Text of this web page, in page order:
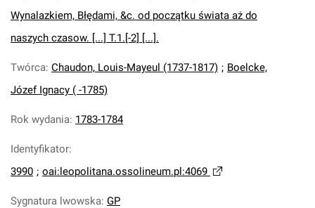
Wynalazkiem, Błędami, &c. od początku świata aż do
naszych czasow. [...] T.1.[-2] [...].
Twórca: Chaudon, Louis-Mayeul (1737-1817) ; Boelcke,
Józef Ignacy ( -1785)
Rok wydania: 1783-1784
Identyfikator:
3990 ; oai:leopolitana.ossolineum.pl:4069
Sygnatura lwowska: GP